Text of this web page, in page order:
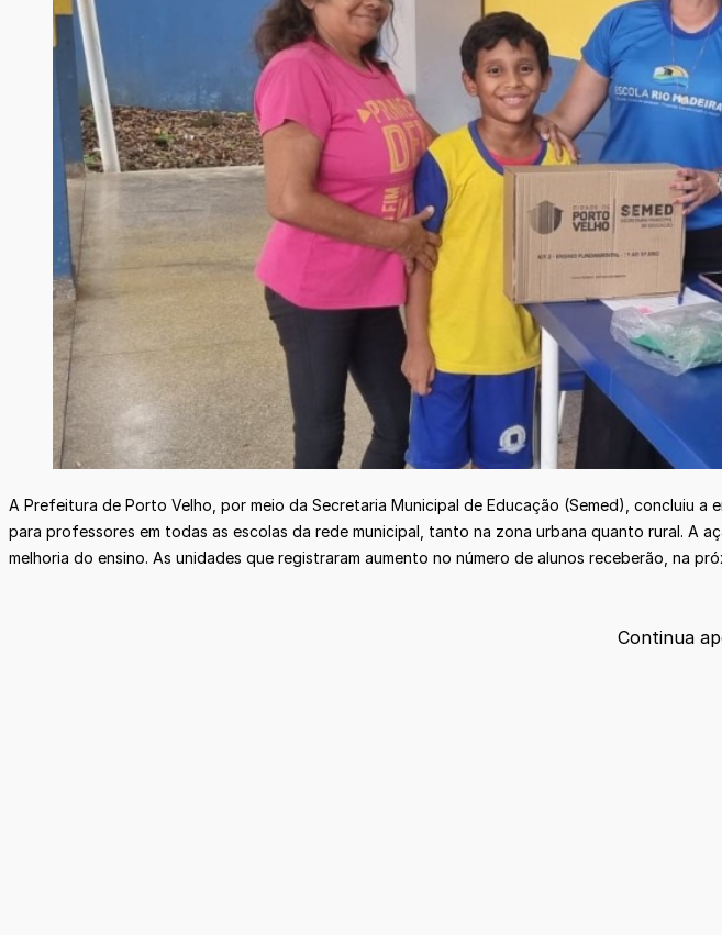
A Prefeitura de Porto Velho, por meio da Secretaria Municipal de Educação (Semed), concluiu
para professores em todas as escolas da rede municipal, tanto na zona urbana quanto rural. A
melhoria do ensino. As unidades que registraram aumento no número de alunos receberão, na
Continua